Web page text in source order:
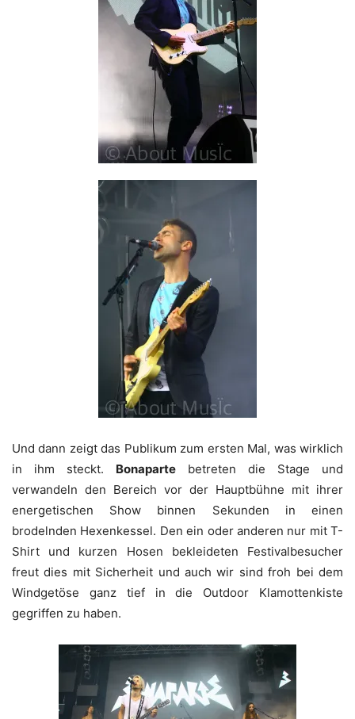
Und dann zeigt das Publikum zum ersten Mal, was wirklich
in ihm steckt. Bonaparte betreten die Stage und
verwandeln den Bereich vor der Hauptbühne mit ihrer
energetischen Show binnen Sekunden in einen
brodelnden Hexenkessel. Den ein oder anderen nur mit T-
Shirt und kurzen Hosen bekleideten Festivalbesucher
freut dies mit Sicherheit und auch wir sind froh bei dem
Windgetöse ganz tief in die Outdoor Klamottenkiste
gegriffen zu haben.